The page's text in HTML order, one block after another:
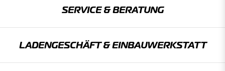
SERVICE & BERATUNG
LADENGESCHÄFT & EINBAU­WERKSTATT